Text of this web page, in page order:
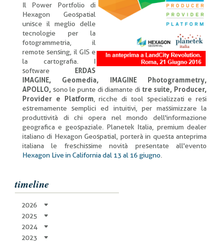
Il Power Portfolio di
Hexagon Geospatial
unisce il meglio delle
tecnologie per la
fotogrammetria, il
remote sensing, il GIS e
la cartografia. I
software
ERDAS
IMAGINE, Geomedia, IMAGINE Photogrammetry,
APOLLO, sono le punte di diamante di tre suite, Producer,
Provider e Platform , ricche di tool specializzati e resi
estremamente semplici ed intuitivi, per massimizzare la
produttività di chi opera nel mondo dell'informazione
geografica e geospaziale. Planetek Italia, premium dealer
italiano di Hexagon Geospatial, porterà in questa anteprima
italiana le freschissime novità presentate all'evento
Hexagon Live in California dal 13 al 16 giugno
timeline
2026
2025
2024
2023